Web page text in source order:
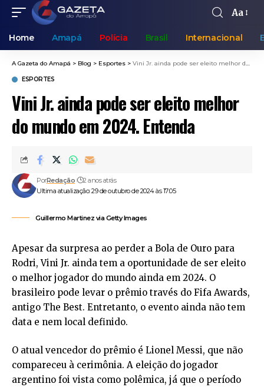
Aa
Home Amapá Polícia Brasil Internacional
A Gazeta do Amapá > Blog > Esportes > Vini Jr. ainda pode ser eleito melhor do mundo em 2024. Entenda
ESPORTES
Vini Jr. ainda pode ser eleito melhor
do mundo em 2024. Entenda
Ultima atualização: 29 de outubro de 2024 às 17:05
PorRedação 2 anos atrás
Guillermo Martinez via Getty Images
Apesar da surpresa ao perder a Bola de Ouro para
Rodri, Vini Jr. ainda tem a oportunidade de ser eleito
o melhor jogador do mundo ainda em 2024. O
brasileiro pode levar o prêmio través do Fifa Awards,
antigo The Best. Entretanto, o evento ainda não tem
data e nem local definido.
O atual vencedor do prêmio é Lionel Messi, que não
compareceu à cerimônia. A eleição do jogador
argentino foi vista como polêmica, já que o período